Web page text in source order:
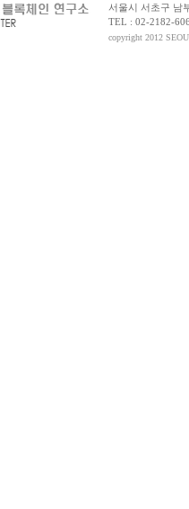
서울시 서초구 남
TEL : 02-2182-
copyright 2012